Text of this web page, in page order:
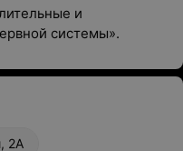
и
системы».
2А